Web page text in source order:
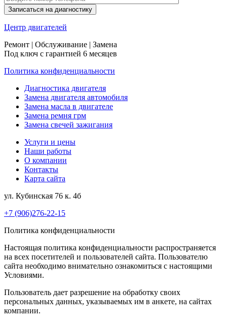
Центр двигателей
Ремонт | Обслуживание | Замена
Под ключ с гарантией 6 месяцев
Политика конфиденциальности
Диагностика двигателя
Замена двигателя автомобиля
Замена масла в двигателе
Замена ремня грм
Замена свечей зажигания
Услуги и цены
Наши работы
О компании
Контакты
Карта сайта
ул. Кубинская 76 к. 4б
+7 (906)276-22-15
Политика конфиденциальности
Настоящая политика конфиденциальности распространяется
на всех посетителей и пользователей сайта. Пользователю
сайта необходимо внимательно ознакомиться с настоящими
Условиями.
Пользователь дает разрешение на обработку своих
персональных данных, указываемых им в анкете, на сайтах
компании.